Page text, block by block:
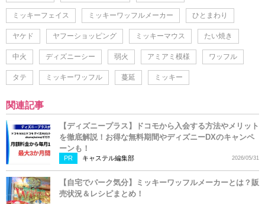
ミッキーフェイス ミッキーワッフルメーカー ひとまわり
ヤケド ヤフーショッピング ミッキーマウス たい焼き
中火 ディズニーシー 弱火 アミアミ模様 ワッフル
タテ ミッキーワッフル 蔓延 ミッキー
関連記事
【ディズニープラス】ドコモから入会する方法やメリット
を徹底解説！お得な無料期間やディズニーDXのキャンペ
ーンも！
PR キャステル編集部 2026/05/31
【自宅でパーク気分】ミッキーワッフルメーカーとは？販
売状況＆レシピまとめ！